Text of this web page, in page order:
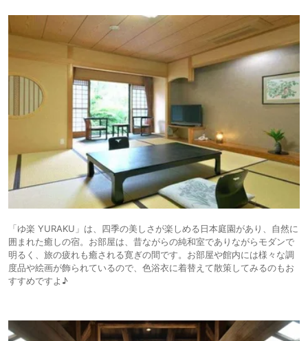
「ゆ楽 YURAKU」は、四季の美しさが楽しめる日本庭園があり、自然に
囲まれた癒しの宿。お部屋は、昔ながらの純和室でありながらモダンで
明るく、旅の疲れも癒される寛ぎの間です。お部屋や館内には様々な調
度品や絵画が飾られているので、色浴衣に着替えて散策してみるのもお
すすめですよ♪